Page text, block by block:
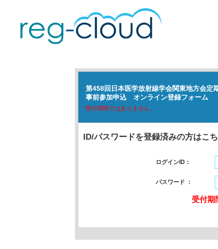
第458回日本医学放射線学会関東地方会定
事前参加申込 オンライン登録フォーム
*受付期間ではありません。
ID/パスワードを登録済みの方はこ
ログインID：
パスワード ：
受付期